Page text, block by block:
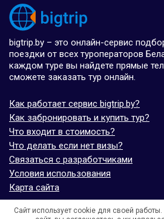
bigtrip.by – это онлайн-сервис
поездки от всех туроператоров
каждом туре вы найдете прямые
сможете заказать тур онлайн.
Как работает сервис bigtrip.by?
Как забронировать и купить тур?
Что входит в стоимость?
Что делать если нет визы?
Связаться с разработчиками
Условия использования
Карта сайта
© bigtrip.by,elijoviaje.es– 2014 - 2026
Сайт использует cookie для своей